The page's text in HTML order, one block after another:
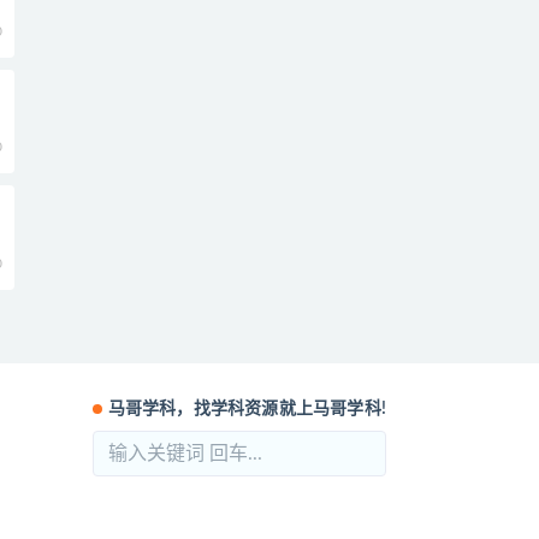
马哥学科，找学科资源就上马哥学科!